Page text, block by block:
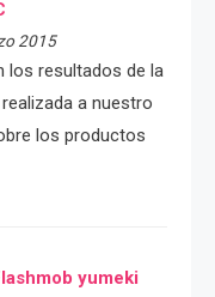
2015
los resultados de la
a nuestro
los productos
yumeki